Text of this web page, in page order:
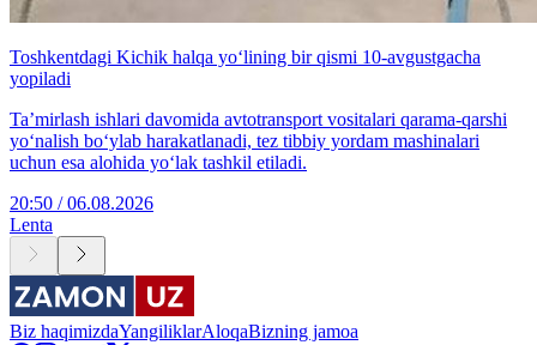
Toshkentdagi Kichik halqa yo‘lining bir qismi 10-avgustgacha
yopiladi
Ta’mirlash ishlari davomida avtotransport vositalari qarama-qarshi
yo‘nalish bo‘ylab harakatlanadi, tez tibbiy yordam mashinalari
uchun esa alohida yo‘lak tashkil etiladi.
20:50 / 06.08.2026
Lenta
Biz haqimizdaYangiliklarAloqaBizning jamoa